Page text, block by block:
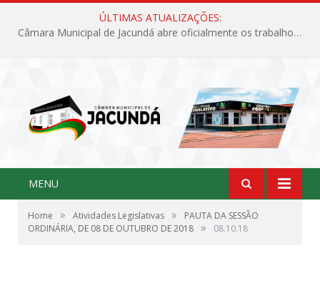
ÚLTIMAS ATUALIZAÇÕES:
Câmara Municipal de Jacundá abre oficialmente os trabalhos legislativos de 2026
MENU
Home » Atividades Legislativas »
PAUTA DA SESSÃO
ORDINÁRIA, DE 08 DE OUTUBRO DE 2018 » 08.10.18